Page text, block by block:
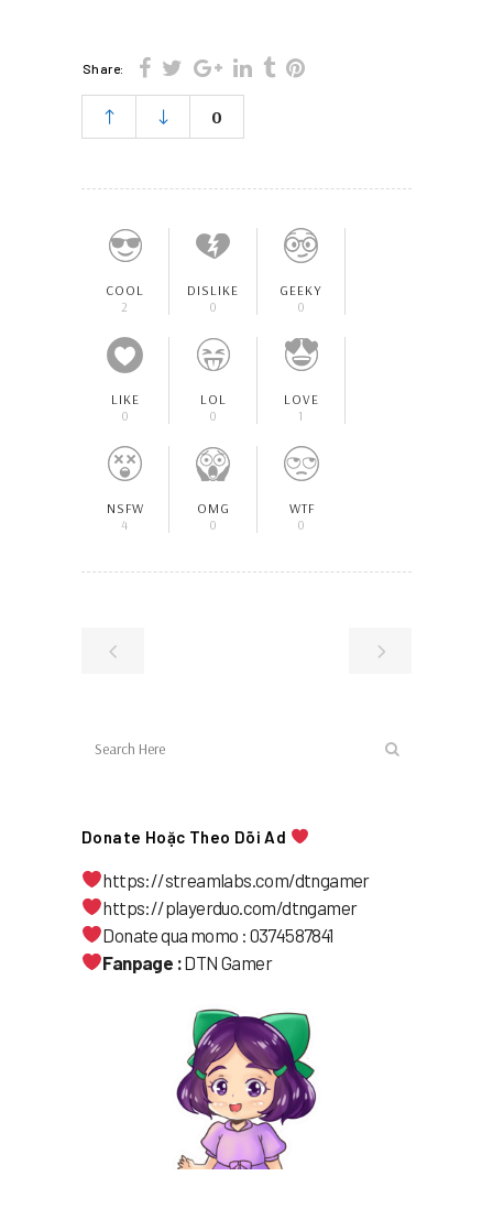
Share:
0
COOL
2
DISLIKE
0
GEEKY
0
LIKE
0
LOL
0
LOVE
1
NSFW
4
OMG
0
WTF
0
Donate Hoặc Theo Dõi Ad
https://streamlabs.com/dtngamer
https://playerduo.com/dtngamer
Donate qua momo : 0374587841
Fanpage :DTN Gamer